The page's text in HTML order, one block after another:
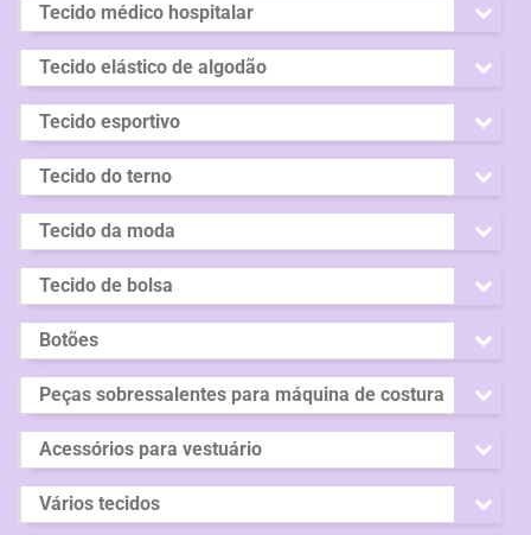
Tecido médico hospitalar
Tecido elástico de algodão
Tecido esportivo
Tecido do terno
Tecido da moda
Tecido de bolsa
Botões
Peças sobressalentes para máquina de costura
Acessórios para vestuário
Vários tecidos